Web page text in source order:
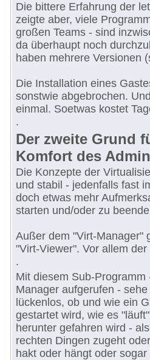
Die bittere Erfahrung der
zeigte aber, viele
großen Teams - sind
da überhaupt noch
haben mehrere Versionen
Die Installation eines
sonstwie abgebrochen.
einmal. Soetwas kostet
.
Der zweite Grund
Komfort des
Die Konzepte der
und stabil - jedenfalls fast
doch etwas mehr
starten und/oder zu
Außer dem "Virt-Manager"
"Virt-Viewer". Vor allem
.
Mit diesem Sub-
Manager aufgerufen -
lückenlos, ob und wie ein
gestartet wird, wie es
herunter gefahren wird -
rechten Dingen zugeht
hakt oder hängt oder